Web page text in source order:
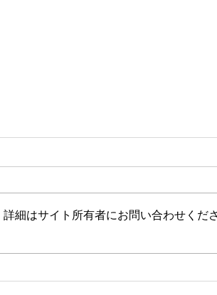
細はサイト所有者にお問い合わせくだ